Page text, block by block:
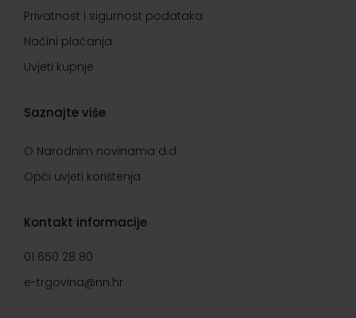
Privatnost i sigurnost podataka
Načini plaćanja
Uvjeti kupnje
Saznajte više
O Narodnim novinama d.d.
Opći uvjeti korištenja
Kontakt informacije
01 650 28 80
e-trgovina@nn.hr